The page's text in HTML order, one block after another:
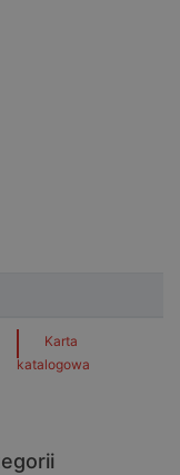
Karta
katalogowa